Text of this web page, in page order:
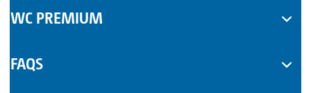
WC PREMIUM
FAQS